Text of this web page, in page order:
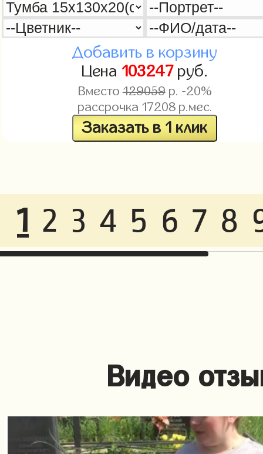
Добавить в корзину
Цена 103247руб.
Вместо129059р. -20%
рассрочка 17208р.мес.
Заказать в 1 клик
1 2 3 4 5 6 7 8
Видео